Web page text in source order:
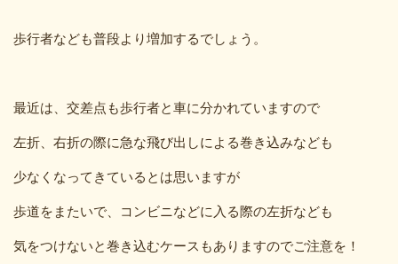
歩行者なども普段より増加するでしょう。
最近は、交差点も歩行者と車に分かれていますので
左折、右折の際に急な飛び出しによる巻き込みなども
少なくなってきているとは思いますが
歩道をまたいで、コンビニなどに入る際の左折なども
気をつけないと巻き込むケースもありますのでご注意を！